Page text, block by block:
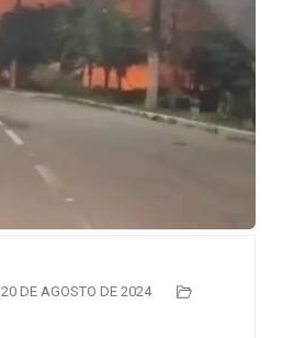
20 DE AGOSTO DE 2024